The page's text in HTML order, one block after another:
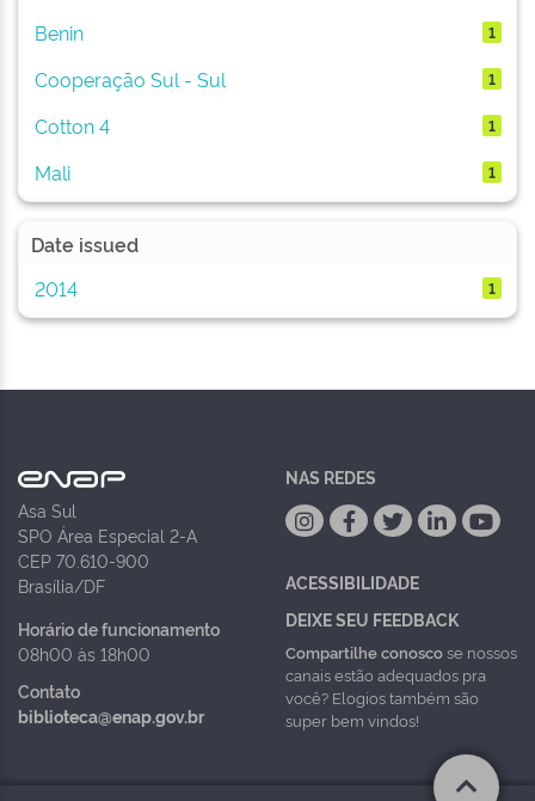
Benin 1
Cooperação Sul - Sul 1
Cotton 4 1
Mali 1
Date issued
2014
1
Asa Sul
SPO Área Especial 2-A
CEP 70.610-900
Brasília/DF
Horário de funcionamento
08h00 às 18h00
Contato
biblioteca@enap.gov.br
NAS REDES
ACESSIBILIDADE
DEIXE SEU FEEDBACK
Compartilhe conoscose nossos
canais estão adequados pra
você? Elogios também são
super bem vindos!